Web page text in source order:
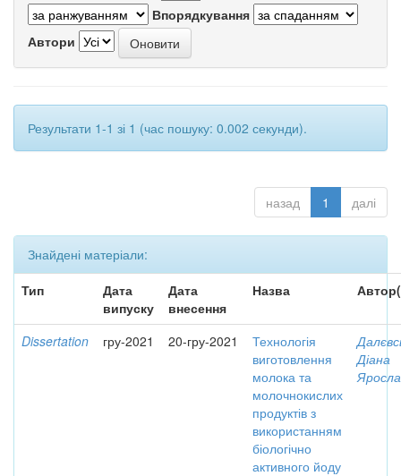
Впорядкування
Автори
Результати 1-1 зі 1 (час пошуку: 0.002 секунди).
назад 1 далі
Знайдені матеріали:
Тип
Дата
випуску
Дата
внесення
Назва
Dissertation гру-2021 20-гру-2021
Технологія
виготовлення
молока та
молочнокислих
продуктів з
використанням
біологічно
активного йоду
Діана